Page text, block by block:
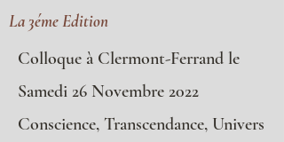
La 3éme Edition
Colloque à Clermont-Ferrand le
Samedi 26 Novembre 2022
Conscience, Transcendance, Univers